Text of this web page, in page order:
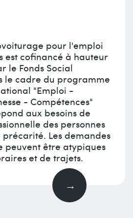
pour l'emploi
est cofinancé à hauteur
le Fonds Social
le cadre du programme
"Emploi -
- Compétences"
aux besoins de
des personnes
Les demandes
peuvent être atypiques
et de trajets.